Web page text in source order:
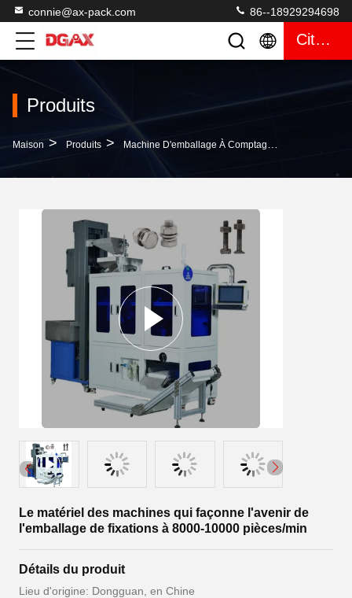
connie@ax-pack.com 86--18929294698
Citation
Produits
Maison > Produits > Machine D'emballage À Comptage Visuel
Le matériel des machines qui façonne l'avenir de
l'emballage de fixations à 8000-10000 pièces/min
Détails du produit
Lieu d'origine: Dongguan, en Chine